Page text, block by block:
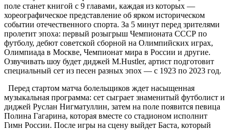
поле станет книгой с 9 главами, каждая из которых —
хореографическое представление об ярком историческом
событии отечественного спорта. За 5 минут перед зрителями
пролетит эпоха: первый розыгрыш Чемпионата СССР по
футболу, дебют советской сборной на Олимпийских играх,
Олимпиада в Москве, Чемпионат мира в России и другие.
Озвучивать шоу будет диджей M.Hustler, артист подготовит
специальный сет из песен разных эпох — с 1923 по 2023 год.
Перед стартом матча болельщиков ждет насыщенная
музыкальная программа: сет сыграет знаменитый футболист и
диджей Руслан Нигматуллин, затем на поле появится певица
Полина Гагарина, которая вместе со стадионом исполнит
Гимн России. После игры на сцену выйдет Баста, который